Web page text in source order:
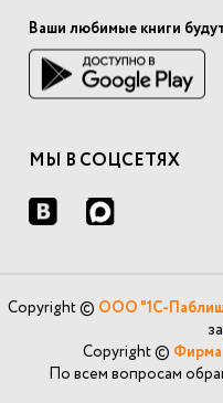
Ваши любимые книги
МЫ В СОЦСЕТЯХ
Copyright © ООО "1С-
Copyright © Фирма
По всем вопросам